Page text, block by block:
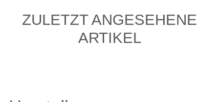
ZULETZT ANGESEHENE
ARTIKEL